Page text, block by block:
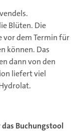
Blüten. Die
vor dem Termin für
können. Das
dann von den
liefert viel
das Buchungstool